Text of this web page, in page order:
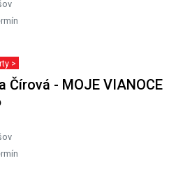
>
Čírová - MOJE VIANOCE